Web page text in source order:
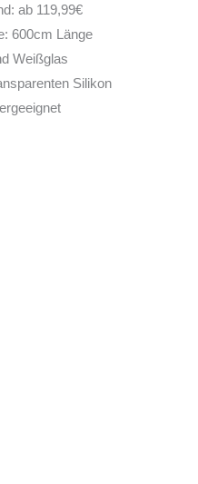
ab 119,99€
600cm Länge
Weißglas
Silikon